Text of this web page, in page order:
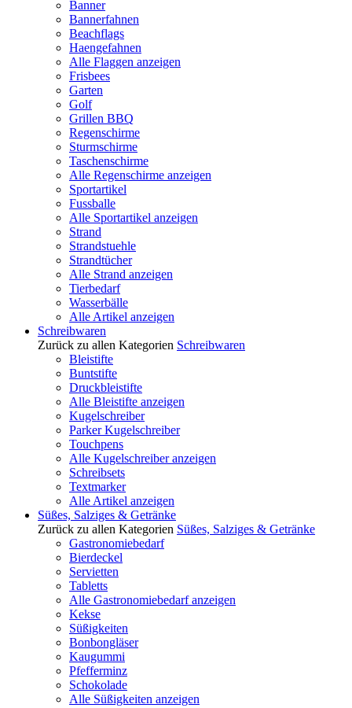
Banner
Bannerfahnen
Beachflags
Haengefahnen
Alle Flaggen anzeigen
Frisbees
Garten
Golf
Grillen BBQ
Regenschirme
Sturmschirme
Taschenschirme
Alle Regenschirme anzeigen
Sportartikel
Fussballe
Alle Sportartikel anzeigen
Strand
Strandstuehle
Strandtücher
Alle Strand anzeigen
Tierbedarf
Wasserbälle
Alle Artikel anzeigen
Schreibwaren
Zurück zu allen Kategorien Schreibwaren
Bleistifte
Buntstifte
Druckbleistifte
Alle Bleistifte anzeigen
Kugelschreiber
Parker Kugelschreiber
Touchpens
Alle Kugelschreiber anzeigen
Schreibsets
Textmarker
Alle Artikel anzeigen
Süßes, Salziges & Getränke
Zurück zu allen Kategorien Süßes, Salziges & Getränke
Gastronomiebedarf
Bierdeckel
Servietten
Tabletts
Alle Gastronomiebedarf anzeigen
Kekse
Süßigkeiten
Bonbongläser
Kaugummi
Pfefferminz
Schokolade
Alle Süßigkeiten anzeigen